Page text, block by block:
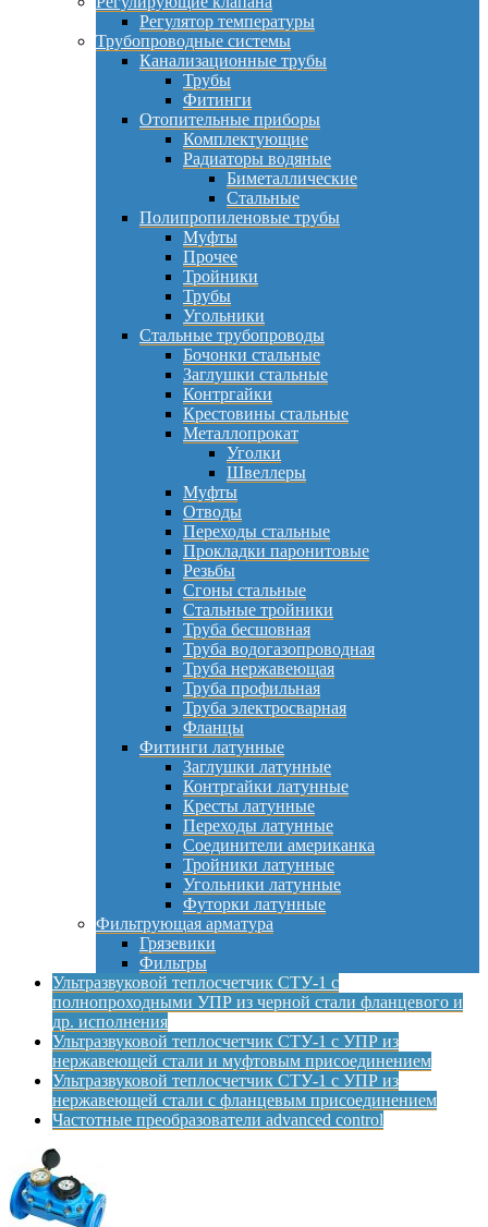
Регулятор температуры
Трубопроводные системы
Канализационные трубы
Трубы
Фитинги
Отопительные приборы
Комплектующие
Радиаторы водяные
Биметаллические
Стальные
Полипропиленовые трубы
Муфты
Прочее
Тройники
Трубы
Угольники
Стальные трубопроводы
Бочонки стальные
Заглушки стальные
Контргайки
Крестовины стальные
Металлопрокат
Уголки
Швеллеры
Муфты
Отводы
Переходы стальные
Прокладки паронитовые
Резьбы
Сгоны стальные
Стальные тройники
Труба бесшовная
Труба водогазопроводная
Труба нержавеющая
Труба профильная
Труба электросварная
Фланцы
Фитинги латунные
Заглушки латунные
Контргайки латунные
Кресты латунные
Переходы латунные
Соединители американка
Тройники латунные
Угольники латунные
Футорки латунные
Фильтрующая арматура
Грязевики
Фильтры
Ультразвуковой теплосчетчик СТУ-1 с
полнопроходными УПР из черной стали фланцевого и
др. исполнения
Ультразвуковой теплосчетчик СТУ-1 с УПР из
нержавеющей стали и муфтовым присоединением
Ультразвуковой теплосчетчик СТУ-1 с УПР из
нержавеющей стали с фланцевым присоединением
Частотные преобразователи advanced control